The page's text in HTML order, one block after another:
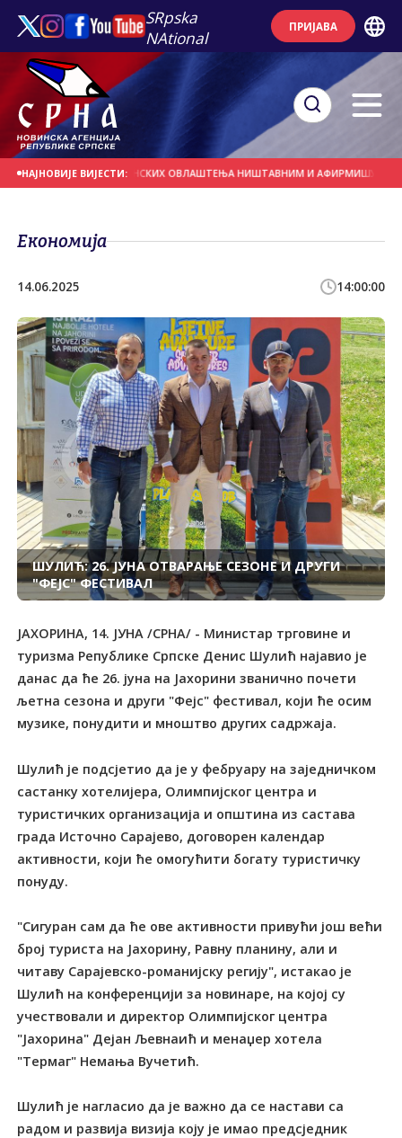
SRpska
NAtional
ПРИЈАВА
НАЈНОВИЈЕ ВИЈЕСТИ:
ПРОГЛАШЕЊЕ БОНСКИХ ОВЛАШТЕЊА НИШТАВНИМ И АФИРМИШУ ПРАВО
Економија
14.06.2025 14:00:00
ШУЛИЋ: 26. ЈУНА ОТВАРАЊЕ СЕЗОНЕ И ДРУГИ
"ФЕЈС" ФЕСТИВАЛ
ЈАХОРИНА, 14. ЈУНА /СРНА/ - Министар трговине и
туризма Републике Српске Денис Шулић најавио је
данас да ће 26. јуна на Јахорини званично почети
љетна сезона и други "Фејс" фестивал, који ће осим
музике, понудити и мноштво других садржаја.
Шулић је подсјетио да је у фебруару на заједничком
састанку хотелијера, Олимпијског центра и
туристичких организација и општина из састава
града Источно Сарајево, договорен календар
активности, који ће омогућити богату туристичку
понуду.
"Сигуран сам да ће ове активности привући још већи
број туриста на Јахорину, Равну планину, али и
читаву Сарајевско-романијску регију", истакао је
Шулић на конференцији за новинаре, на којој су
учествовали и директор Олимпијског центра
"Јахорина" Дејан Љевнаић и менаџер хотела
"Термаг" Немања Вучетић.
Шулић је нагласио да је важно да се настави са
радом и развија визија коју је имао предсједник